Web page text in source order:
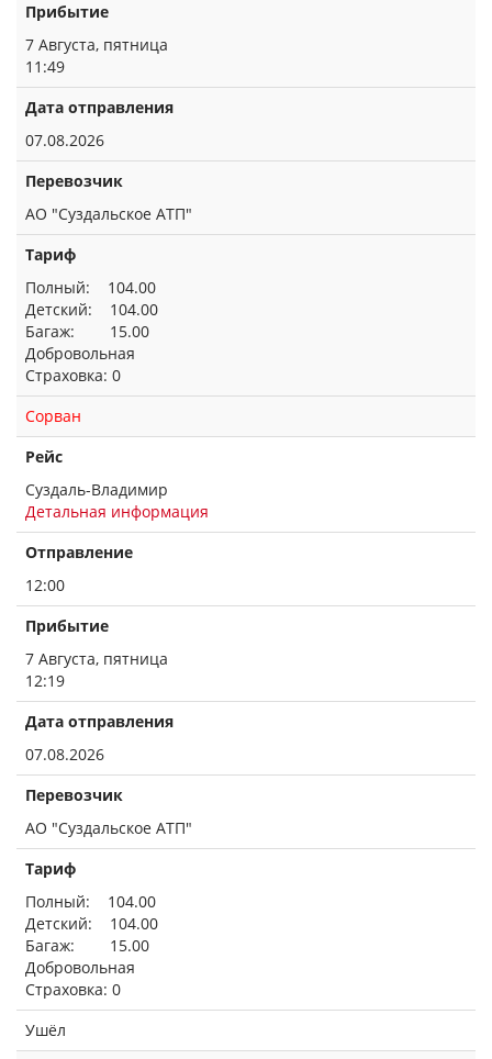
Прибытие
7 Августа, пятница
11:49
Дата отправления
07.08.2026
Перевозчик
АО "Суздальское АТП"
Тариф
Полный: 104.00
Детский: 104.00
Багаж: 15.00
Добровольная
Страховка: 0
Сорван
Рейс
Суздаль-Владимир
Детальная информация
Отправление
12:00
Прибытие
7 Августа, пятница
12:19
Дата отправления
07.08.2026
Перевозчик
АО "Суздальское АТП"
Тариф
Полный: 104.00
Детский: 104.00
Багаж: 15.00
Добровольная
Страховка: 0
Ушёл